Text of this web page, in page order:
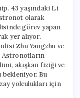
43 yaşındaki Li
olarak
görev yapan
yer alıyor.
Zhu Yangzhu ve
Astronotların
akışkan fiziği ve
bekleniyor. Bu
yolculukları için